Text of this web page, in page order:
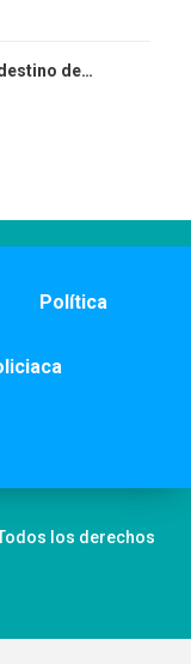
de…
Política
los derechos